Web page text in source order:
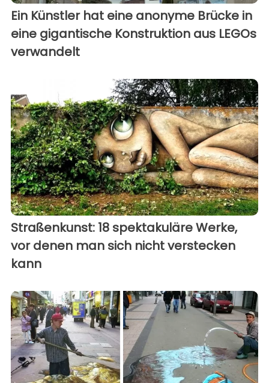
Ein Künstler hat eine anonyme Brücke in
eine gigantische Konstruktion aus LEGOs
verwandelt
Straßenkunst: 18 spektakuläre Werke,
vor denen man sich nicht verstecken
kann